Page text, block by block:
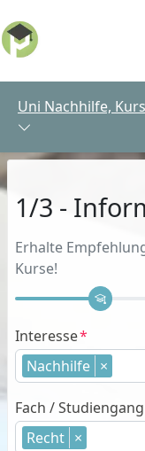
Uni Nachhilfe,
1/3 -
Erhalte
Kurse!
Interesse
Nachhilfe ×
Fach / Studiengang
Recht ×